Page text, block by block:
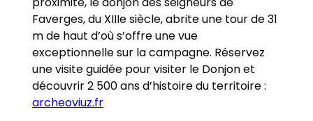
Faverges, du XIIIe siècle, abrite une tour de 31
m de haut d’où s’offre une vue
exceptionnelle sur la campagne. Réservez
une visite guidée pour visiter le Donjon et
découvrir 2 500 ans d’histoire du territoire :
archeoviuz.fr